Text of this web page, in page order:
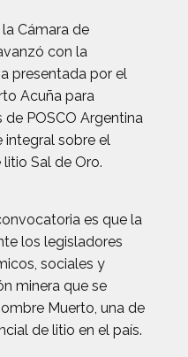
Cámara de
con la
presentada por el
Acuña para
POSCO Argentina
integral sobre el
Sal de Oro.
es que la
los legisladores
sociales y
minera que se
Muerto, una de
de litio en el país.